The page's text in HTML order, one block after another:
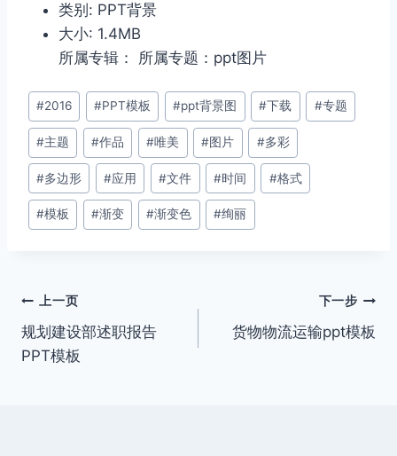
类别: PPT背景
大小: 1.4MB
所属专辑： 所属专题：ppt图片
文
章
标
签：
#2016 #PPT模板 #ppt背景图 #下载 #专题
#主题 #作品 #唯美 #图片 #多彩
#多边形 #应用 #文件 #时间 #格式
#模板 #渐变 #渐变色 #绚丽
文
章
上一页
规划建设部述职报告
PPT模板
下一步
货物物流运输ppt模板